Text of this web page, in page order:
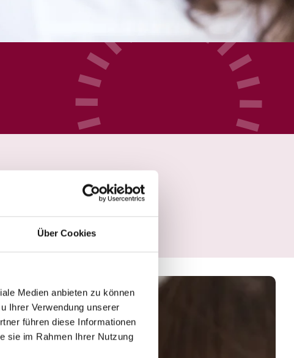
Über Cookies
Medien anbieten zu können
Ihrer Verwendung unserer
führen diese Informationen
sie im Rahmen Ihrer Nutzung